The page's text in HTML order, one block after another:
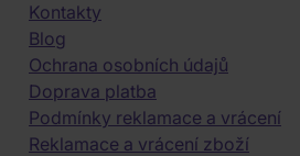
Kontakty
Blog
Ochrana osobních údajů
Doprava platba
Podmínky reklamace a vrácení
Reklamace a vrácení zboží